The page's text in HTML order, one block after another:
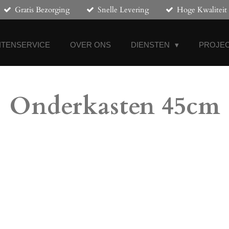
Gratis Bezorging Snelle Levering Hoge Kwaliteit
OVER ONS DIENSTEN
Onderkasten 45cm